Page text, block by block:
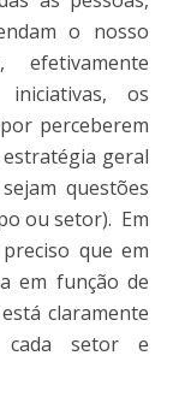
o nosso
os
perceberem
geral
questões
ou setor). Em
que em
em função de
claramente
cada setor e